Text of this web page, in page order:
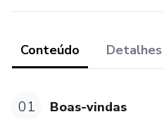
Conteúdo Detalhes
01 Boas-vindas